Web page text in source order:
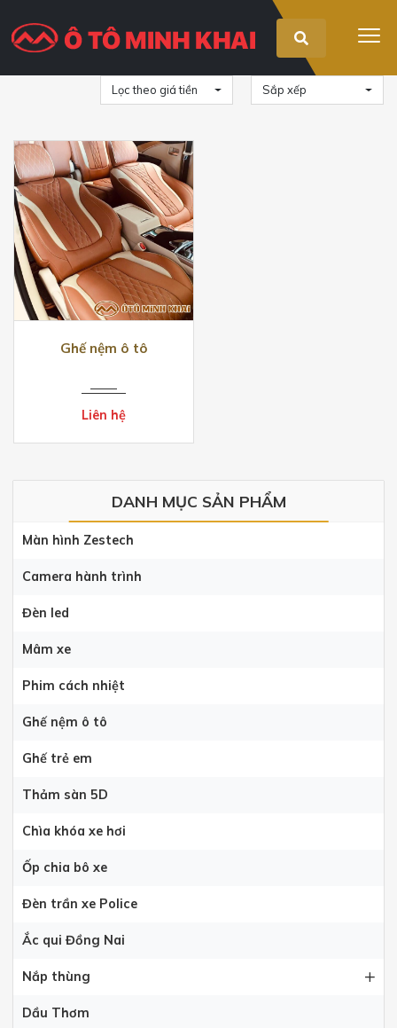
DANH MỤC SẢN PHẨM
Màn hình Zestech
Camera hành trình
Đèn led
Mâm xe
Phim cách nhiệt
Ghế nệm ô tô
Ghế trẻ em
Thảm sàn 5D
Chìa khóa xe hơi
Ốp chia bô xe
Đèn trần xe Police
Ắc qui Đồng Nai
Nắp thùng
Dầu Thơm
Lọc theo giá tiền Sắp xếp
Ghế nệm ô tô
Liên hệ